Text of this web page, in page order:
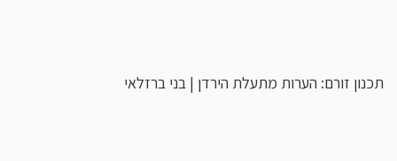
תכנון זורם: הערות מתעלת הירדן | בני ברזלאי